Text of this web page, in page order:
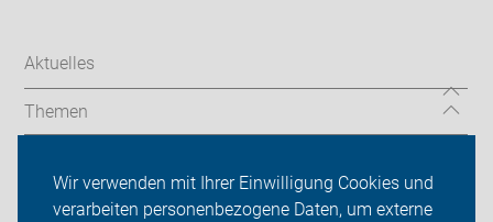
Wir verwenden mit Ihrer Einwilligung Cookies und
verarbeiten personenbezogene Daten, um externe
Aktuelles
Themen
Spenden